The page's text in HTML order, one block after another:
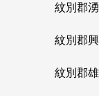
紋別郡
紋別郡
紋別郡